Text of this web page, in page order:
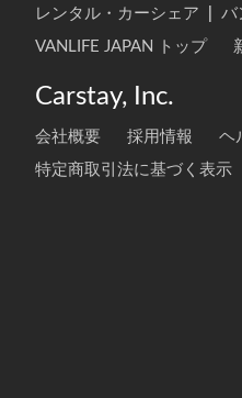
レンタル・カーシェア バ
VANLIFE JAPAN トップ
Carstay, Inc.
会社概要 採用情報 ヘ
特定商取引法に基づく表示